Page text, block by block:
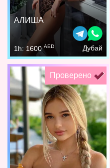
АЛИША
1h: 1600AED Дубай
Проверено